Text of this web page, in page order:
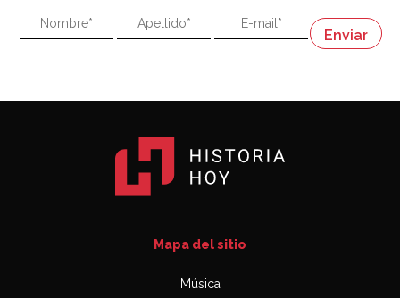
"En política, la estupidez no es una desventaja"
Napoleón
Mapa del sitio
Música